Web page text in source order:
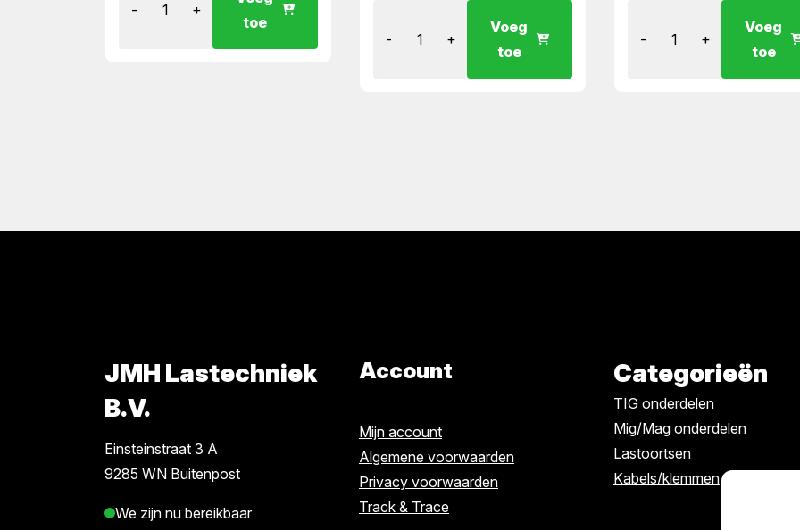
bestending, Glad lasresultaat en
professioneel, ideaal voor...
- +
toe
wisselstroom (AC) tig Hoge
- +
Voeg
toe
wisselstroom (AC) tig Hoge
- +
Voeg
toe
JMH Lastechniek
B.V.
Einsteinstraat 3 A
9285 WN Buitenpost
We zijn nu bereikbaar
Account
Mijn account
Algemene voorwaarden
Privacy voorwaarden
Track & Trace
Categorieën
TIG onderdelen
Mig/Mag onderdelen
Lastoortsen
Kabels/klemmen